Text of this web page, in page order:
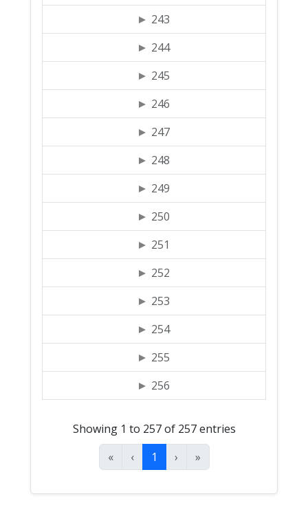
243
244
245
246
247
248
249
250
251
252
253
254
255
256
Showing 1 to 257 of 257 entries
«
‹ 1 › »